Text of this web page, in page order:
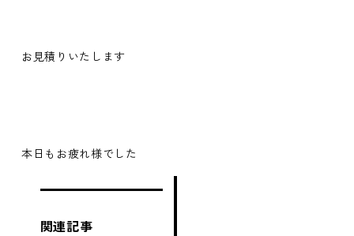
お見積りいたします
本日もお疲れ様でした
関連記事